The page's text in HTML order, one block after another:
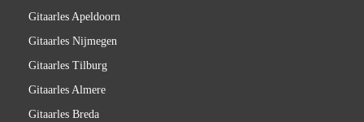
Gitaarles Apeldoorn
Gitaarles Nijmegen
Gitaarles Tilburg
Gitaarles Almere
Gitaarles Breda